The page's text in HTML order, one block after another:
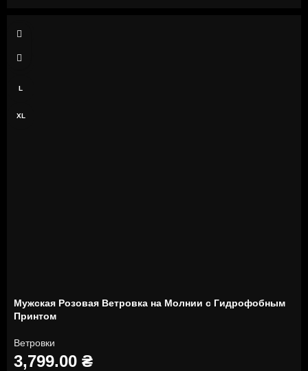
S
M
L
XL
Мужская Розовая Ветровка на Молнии с Гидрофобным
Принтом
Ветровки
3,799.00 ₴